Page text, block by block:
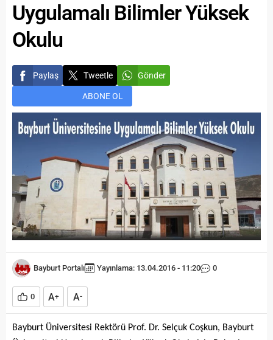
Uygulamalı Bilimler Yüksek
Okulu
Paylaş Tweetle Gönder
ABONE OL
Bayburt Portalı Yayınlama: 13.04.2016 - 11:20 0
0 A+ A-
Bayburt Üniversitesi Rektörü Prof. Dr. Selçuk Coşkun, Bayburt